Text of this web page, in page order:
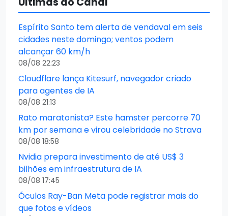
Espírito Santo tem alerta de vendaval em seis
cidades neste domingo; ventos podem
alcançar 60 km/h
08/08 22:23
Cloudflare lança Kitesurf, navegador criado
para agentes de IA
08/08 21:13
Rato maratonista? Este hamster percorre 70
km por semana e virou celebridade no Strava
08/08 18:58
Nvidia prepara investimento de até US$ 3
bilhões em infraestrutura de IA
08/08 17:45
Óculos Ray-Ban Meta pode registrar mais do
que fotos e vídeos